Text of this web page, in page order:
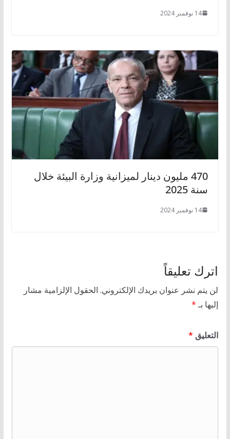
14 نوفمبر 2024
470 مليون دينار لميزانية وزارة البيئة خلال
سنة 2025
14 نوفمبر 2024
اترك تعليقاً
لن يتم نشر عنوان بريدك الإلكتروني. الحقول الإلزامية مشار
إليها بـ*
التعليق *